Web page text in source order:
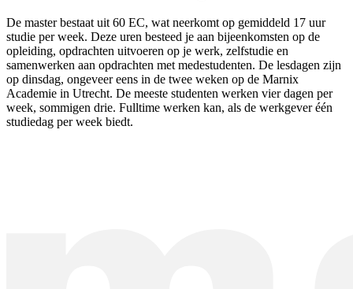
De master bestaat uit 60 EC, wat neerkomt op gemiddeld 17 uur
studie per week. Deze uren besteed je aan bijeenkomsten op de
opleiding, opdrachten uitvoeren op je werk, zelfstudie en
samenwerken aan opdrachten met medestudenten. De lesdagen zijn
op dinsdag, ongeveer eens in de twee weken op de Marnix
Academie in Utrecht. De meeste studenten werken vier dagen per
week, sommigen drie. Fulltime werken kan, als de werkgever één
studiedag per week biedt.